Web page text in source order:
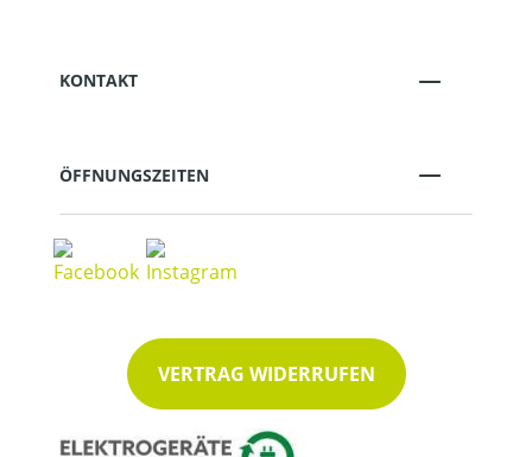
KONTAKT
ÖFFNUNGSZEITEN
VERTRAG WIDERRUFEN